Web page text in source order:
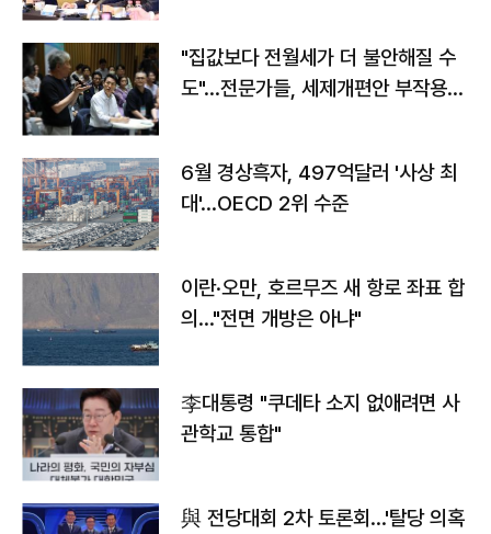
"집값보다 전월세가 더 불안해질 수
도"…전문가들, 세제개편안 부작용
6월 경상흑자, 497억달러 '사상 최
대'…OECD 2위 수준
이란·오만, 호르무즈 새 항로 좌표 합
의…"전면 개방은 아냐"
李대통령 "쿠데타 소지 없애려면 사
관학교 통합"
與 전당대회 2차 토론회…'탈당 의혹